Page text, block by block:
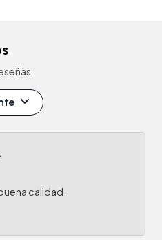
calidad.